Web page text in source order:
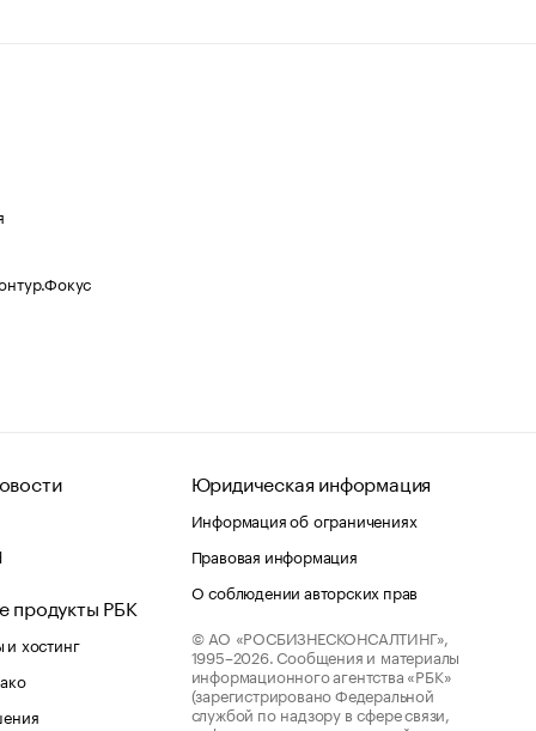
продукты РБК
хостинг
Юридическая информация
Информация об ограничениях
Правовая информация
О соблюдении авторских прав
© АО «РОСБИЗНЕСКОНСАЛТИНГ»,
1995–2026. Сообщения и материалы
информационного агентства «РБК»
(зарегистрировано Федеральной
службой по надзору в сфере связи,